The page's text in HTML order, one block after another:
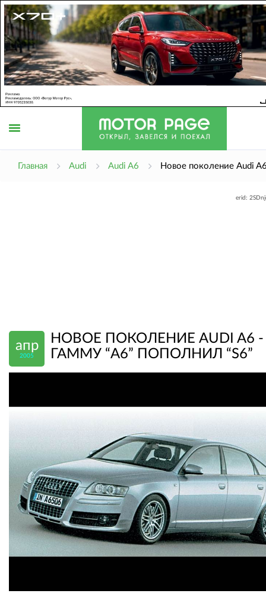
Главная Audi Audi A6 Новое поколение Audi
erid:
апр
2005
НОВОЕ ПОКОЛЕНИЕ AUDI A6 -
ГАММУ “А6” ПОПОЛНИЛ “S6”